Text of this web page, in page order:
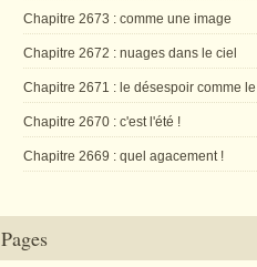
Chapitre 2673 : comme une image
Chapitre 2672 : nuages dans le ciel
Chapitre 2671 : le désespoir comme
Chapitre 2670 : c'est l'été !
Chapitre 2669 : quel agacement !
Pages